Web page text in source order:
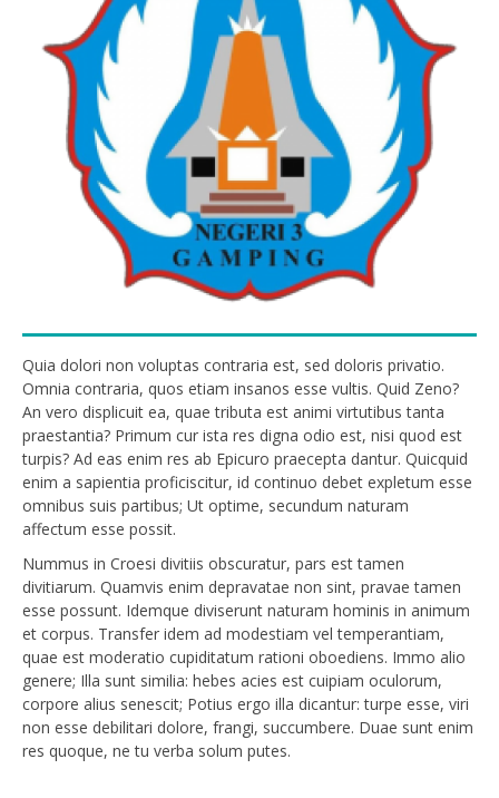
Quia dolori non voluptas contraria est, sed doloris privatio.
Omnia contraria, quos etiam insanos esse vultis. Quid Zeno?
An vero displicuit ea, quae tributa est animi virtutibus tanta
praestantia? Primum cur ista res digna odio est, nisi quod est
turpis? Ad eas enim res ab Epicuro praecepta dantur. Quicquid
enim a sapientia proficiscitur, id continuo debet expletum esse
omnibus suis partibus; Ut optime, secundum naturam
affectum esse possit.
Nummus in Croesi divitiis obscuratur, pars est tamen
divitiarum. Quamvis enim depravatae non sint, pravae tamen
esse possunt. Idemque diviserunt naturam hominis in animum
et corpus. Transfer idem ad modestiam vel temperantiam,
quae est moderatio cupiditatum rationi oboediens. Immo alio
genere; Illa sunt similia: hebes acies est cuipiam oculorum,
corpore alius senescit; Potius ergo illa dicantur: turpe esse, viri
non esse debilitari dolore, frangi, succumbere. Duae sunt enim
res quoque, ne tu verba solum putes.